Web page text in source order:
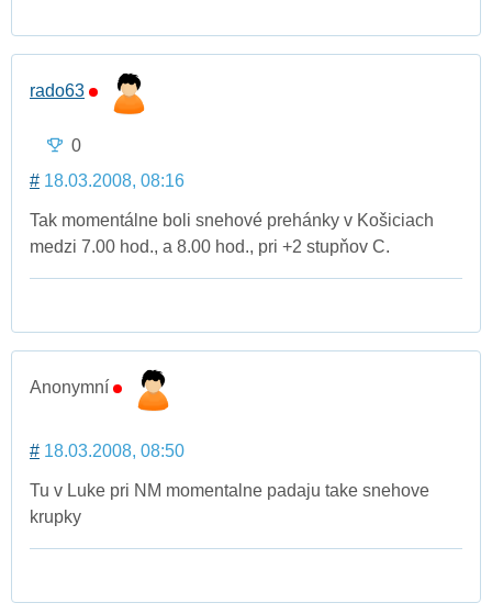
rado63
0
# 18.03.2008, 08:16
Tak momentálne boli snehové prehánky v Košiciach
medzi 7.00 hod., a 8.00 hod., pri +2 stupňov C.
Anonymní
# 18.03.2008, 08:50
Tu v Luke pri NM momentalne padaju take snehove
krupky